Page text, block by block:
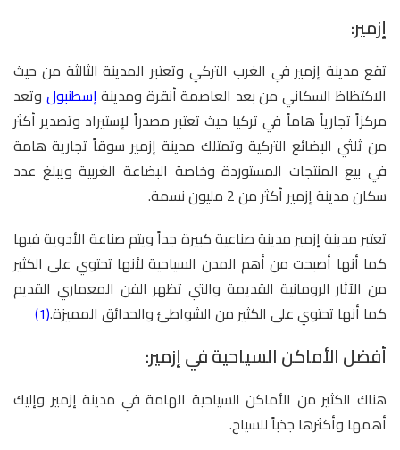
إزمير:
تقع مدينة إزمير في الغرب التركي وتعتبر المدينة الثالثة من حيث
الاكتظاظ السكاني من بعد العاصمة أنقرة ومدينةإسطنبول وتعد
مركزاً تجارياً هاماً في تركيا حيث تعتبر مصدراً لإستيراد وتصدير أكثر
من ثلثي البضائع التركية وتمتلك مدينة إزمير سوقاً تجارية هامة
في بيع المنتجات المستوردة وخاصة البضاعة الغربية ويبلغ عدد
سكان مدينة إزمير أكثر من 2 مليون نسمة.
تعتبر مدينة إزمير مدينة صناعية كبيرة جداً ويتم صناعة الأدوية فيها
كما أنها أصبحت من أهم المدن السياحية لأنها تحتوي على الكثير
من الآثار الرومانية القديمة والتي تظهر الفن المعماري القديم
كما أنها تحتوي على الكثير من الشواطئ والحدائق المميزة.(1)
أفضل الأماكن السياحية في إزمير:
هناك الكثير من الأماكن السياحية الهامة في مدينة إزمير وإليك
أهمها وأكثرها جذباً للسياح.